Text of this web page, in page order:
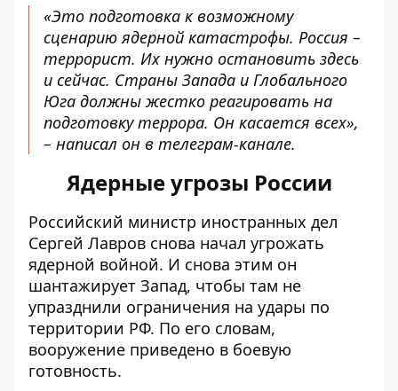
«Это подготовка к возможному
сценарию ядерной катастрофы. Россия –
террорист. Их нужно остановить здесь
и сейчас. Страны Запада и Глобального
Юга должны жестко реагировать на
подготовку террора. Он касается всех»,
– написал он в телеграм-канале.
Ядерные угрозы России
Российский министр иностранных дел
Сергей Лавров снова начал угрожать
ядерной войной. И снова этим он
шантажирует Запад, чтобы там не
упразднили ограничения на удары по
территории РФ. По его словам,
вооружение приведено в боевую
готовность.